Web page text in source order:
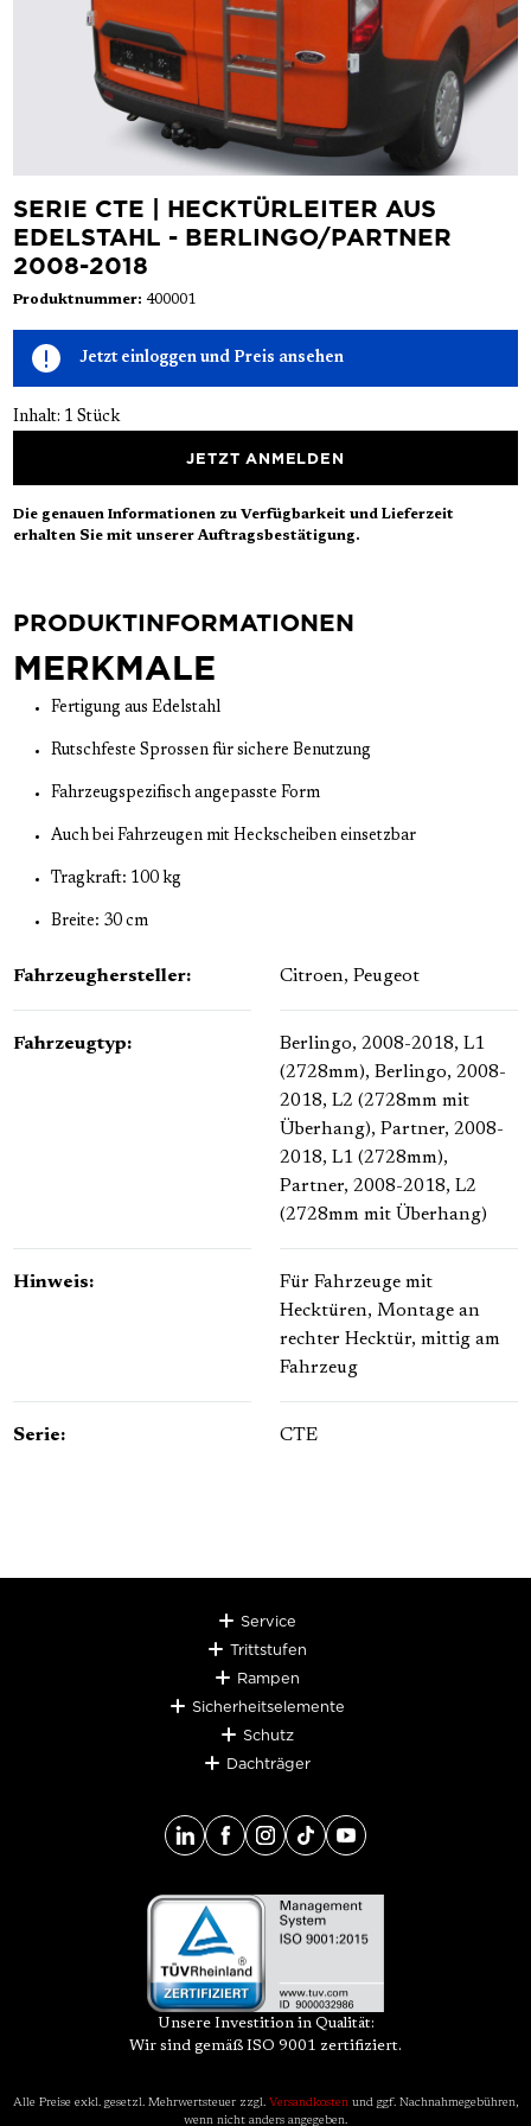
SERIE CTE | HECKTÜRLEITER AUS
EDELSTAHL - BERLINGO/PARTNER
2008-2018
Produktnummer: 400001
Jetzt einloggen und Preis ansehen
Inhalt: 1 Stück
JETZT ANMELDEN
Die genauen Informationen zu Verfügbarkeit und Lieferzeit
erhalten Sie mit unserer Auftragsbestätigung.
PRODUKTINFORMATIONEN
MERKMALE
Fertigung aus Edelstahl
Rutschfeste Sprossen für sichere Benutzung
Fahrzeugspezifisch angepasste Form
Auch bei Fahrzeugen mit Heckscheiben einsetzbar
Tragkraft: 100 kg
Breite: 30 cm
Fahrzeughersteller: Citroen, Peugeot
Fahrzeugtyp:
Berlingo, 2008-2018, L1
(2728mm), Berlingo, 2008-
2018, L2 (2728mm mit
Überhang), Partner, 2008-
2018, L1 (2728mm),
Partner, 2008-2018, L2
(2728mm mit Überhang)
Hinweis:
Für Fahrzeuge mit
Hecktüren, Montage an
rechter Hecktür, mittig am
Fahrzeug
Serie: CTE
Service
Trittstufen
Rampen
Sicherheitselemente
Schutz
Dachträger
Unsere Investition in Qualität:
Wir sind gemäß ISO 9001 zertifiziert.
Alle Preise exkl. gesetzl. Mehrwertsteuer zzgl. Versandkosten und ggf. Nachnahmegebühren,
wenn nicht anders angegeben.